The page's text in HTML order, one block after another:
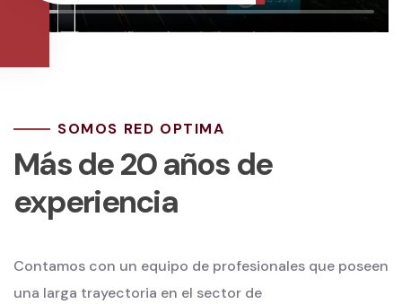
SOMOS RED OPTIMA
Más de 20 años de
experiencia
Contamos con un equipo de profesionales que poseen
una larga trayectoria en el sector de